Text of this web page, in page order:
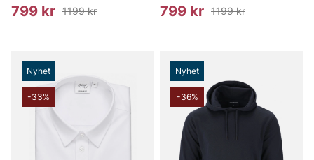
799 kr 1199 kr 799 kr 1199 kr
Nyhet
-33%
Nyhet
-36%